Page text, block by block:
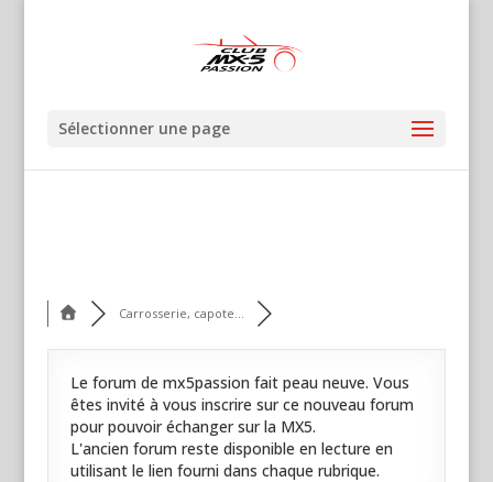
Sélectionner une page
Carrosserie, capote...
Le forum de mx5passion fait peau neuve. Vous
êtes invité à vous inscrire sur ce nouveau forum
pour pouvoir échanger sur la MX5.
L'ancien forum reste disponible en lecture en
utilisant le lien fourni dans chaque rubrique.